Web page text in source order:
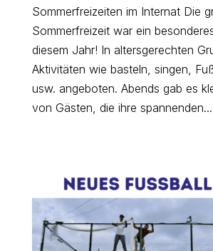
Sommerfreizeiten im Internat Die
Sommerfreizeit war ein
diesem Jahr! In altersgerechten
Aktivitäten wie basteln, singen,
usw. angeboten. Abends gab es
von Gästen, die ihre spannenden...